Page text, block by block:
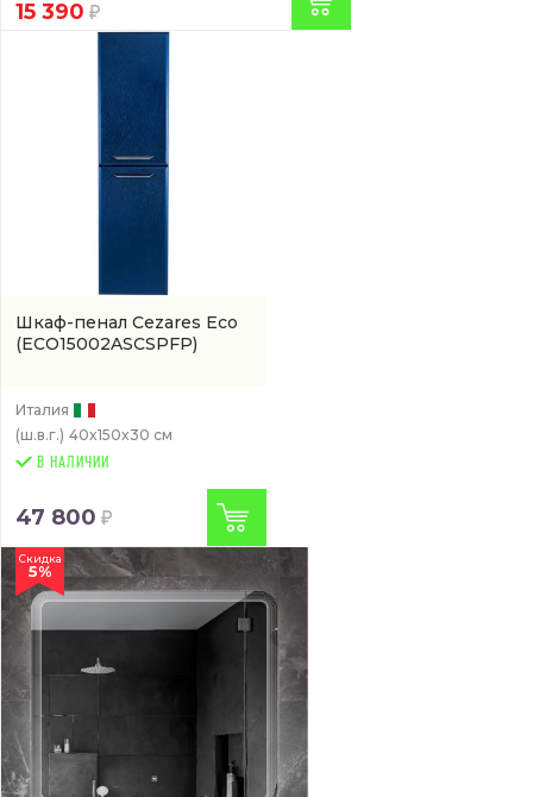
15 390
Шкаф-пенал Cezares Eco
(ECO15002ASCSPFP)
Италия
(ш.в.г.) 40x150x30 см
В НАЛИЧИИ
47 800
Скидка
5%